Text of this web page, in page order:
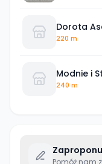
Dorota
import
220 m
Modnie i
240 m
Pomóż nam